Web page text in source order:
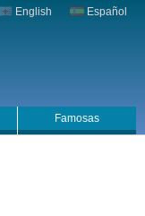
English Español
Famosas